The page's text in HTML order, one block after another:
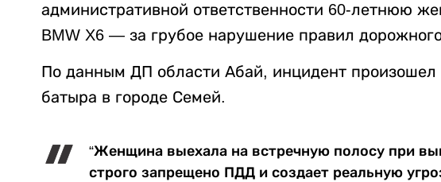
административной ответственности 60-летнюю
BMW X6 — за грубое нарушение правил
По данным ДП области Абай, инцидент произошел
батыра в городе Семей.
“Женщина выехала на встречную полосу при
строго запрещено ПДД и создает реальную